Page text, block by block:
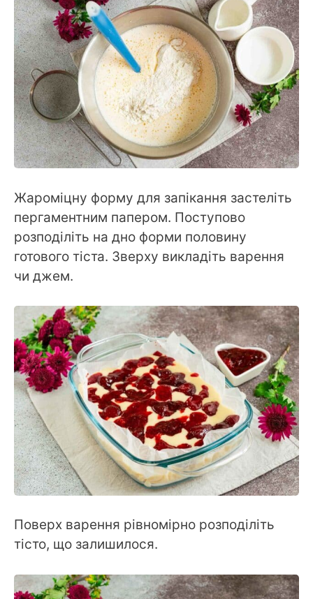
Жароміцну форму для запікання застеліть
пергаментним папером. Поступово
розподіліть на дно форми половину
готового тіста. Зверху викладіть варення
чи джем.
Поверх варення рівномірно розподіліть
тісто, що залишилося.